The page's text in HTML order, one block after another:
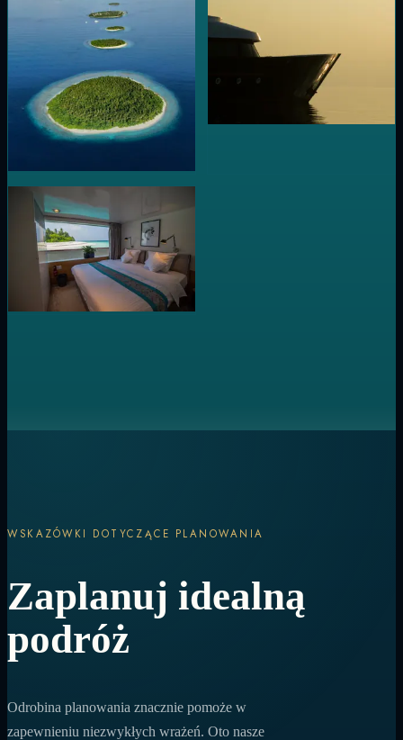
WSKAZÓWKI DOTYCZĄCE PLANOWANIA
Zaplanuj idealną
podróż
Odrobina planowania znacznie pomoże w
zapewnieniu niezwykłych wrażeń. Oto nasze